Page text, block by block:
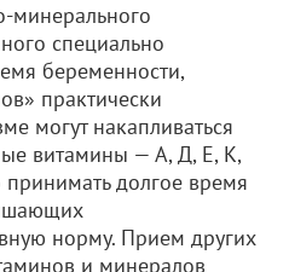
минерального
специально
беременности,
практически
могут накапливаться
витамины — А, Д, Е, К,
долгое время
норму. Прием других
и минералов